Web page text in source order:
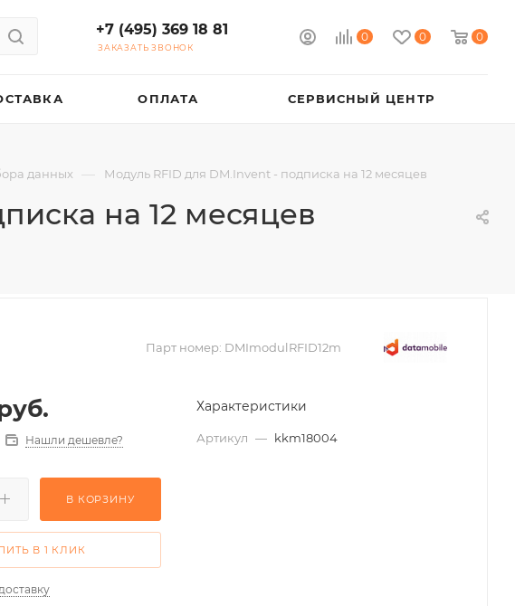
0 0 0
+7 (495) 369 18 81
ЗАКАЗАТЬ ЗВОНОК
ОПЛАТА СЕРВИСНЫЙ ЦЕНТР
данных — Модуль RFID для DM.Invent - подписка на 12 месяцев
на 12 месяцев
Парт номер: DMImodulRFID12m
Нашли дешевле?
В КОРЗИНУ
В 1 КЛИК
Характеристики
Артикул — kkm18004